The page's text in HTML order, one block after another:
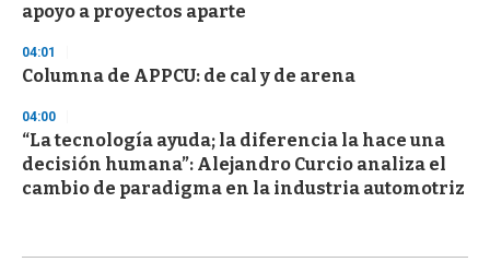
apoyo a proyectos aparte
04:01
Columna de APPCU: de cal y de arena
04:00
“La tecnología ayuda; la diferencia la hace una
decisión humana”: Alejandro Curcio analiza el
cambio de paradigma en la industria automotriz